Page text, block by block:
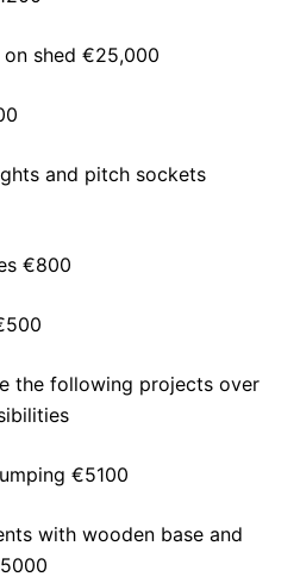
on shed €25,000
and pitch sockets
€800
the following projects over
€5100
with wooden base and